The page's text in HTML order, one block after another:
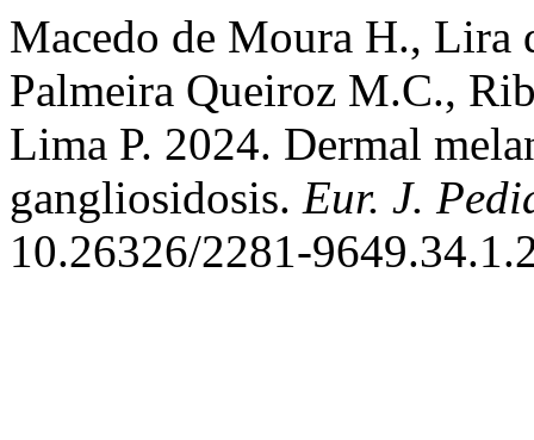
Macedo de Moura H., Lira
Palmeira Queiroz M.C.,
Lima P. 2024. Dermal
gangliosidosis. Eur. J.
10.26326/2281-